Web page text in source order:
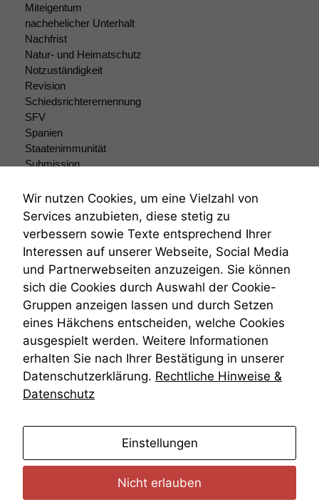
Miteigentum
nachehelicher Unterhalt
Nachfrist
Natur- und Heimatschutz
Notzuständigkeit
Revision
Schiedsrichterernennung
SFV
Spanien
Staatenimmunität
Submission
Teilungsklage
Venezuela
VRK
Wiederherstellungsanordnung
Zivilprozessordnung
ZPO
Zustellfiktion
Zuständigkeit
Öffentliches Personalrecht
Öffentlichkeitsprinzip
Wir nutzen Cookies, um eine Vielzahl von
Services anzubieten, diese stetig zu
verbessern sowie Texte entsprechend Ihrer
Interessen auf unserer Webseite, Social Media
und Partnerwebseiten anzuzeigen. Sie können
sich die Cookies durch Auswahl der Cookie-
Gruppen anzeigen lassen und durch Setzen
eines Häkchens entscheiden, welche Cookies
ausgespielt werden. Weitere Informationen
erhalten Sie nach Ihrer Bestätigung in unserer
Datenschutzerklärung. Rechtliche Hinweise &
Datenschutz
Einstellungen
Nicht erlauben